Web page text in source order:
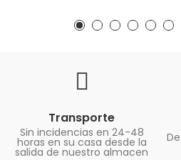
Transporte
Sin incidencias en 24-48
horas en su casa desde la
salida de nuestro almacen